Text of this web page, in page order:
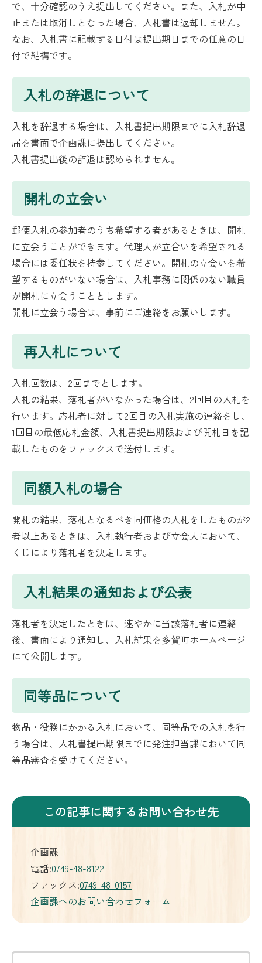
で、十分確認のうえ提出してください。また、入札が中
止または取消しとなった場合、入札書は返却しません。
なお、入札書に記載する日付は提出期日までの任意の日
付で結構です。
入札の辞退について
入札を辞退する場合は、入札書提出期限までに入札辞退
届を書面で企画課に提出してください。
入札書提出後の辞退は認められません。
開札の立会い
郵便入札の参加者のうち希望する者があるときは、開札
に立会うことができます。代理人が立合いを希望される
場合には委任状を持参してください。開札の立会いを希
望するものがいない場合は、入札事務に関係のない職員
が開札に立会うこととします。
開札に立会う場合は、事前にご連絡をお願いします。
再入札について
入札回数は、2回までとします。
入札の結果、落札者がいなかった場合は、2回目の入札を
行います。応札者に対して2回目の入札実施の連絡をし、
1回目の最低応札金額、入札書提出期限および開札日を記
載したものをファックスで送付します。
同額入札の場合
開札の結果、落札となるべき同価格の入札をしたものが2
者以上あるときは、入札執行者および立会人において、
くじにより落札者を決定します。
入札結果の通知および公表
落札者を決定したときは、速やかに当該落札者に連絡
後、書面により通知し、入札結果を多賀町ホームページ
にて公開します。
同等品について
物品・役務にかかる入札において、同等品での入札を行
う場合は、入札書提出期限までに発注担当課において同
等品審査を受けてください。
この記事に関するお問い合わせ先
企画課
電話:0749-48-8122
ファックス:0749-48-0157
企画課へのお問い合わせフォーム